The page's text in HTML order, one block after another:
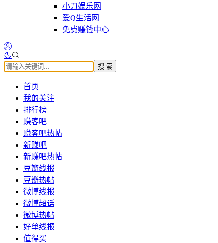
小刀娱乐网
爱Q生活网
免费赚钱中心
搜 索
首页
我的关注
排行榜
赚客吧
赚客吧热帖
新赚吧
新赚吧热帖
豆瓣线报
豆瓣热帖
微博线报
微博超话
微博热帖
好单线报
值得买